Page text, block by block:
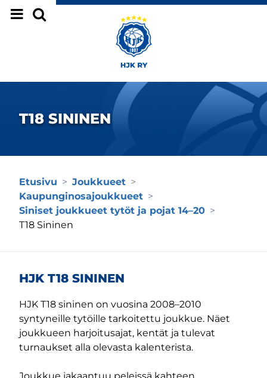
Siirry sivun sisältöön
T18 SININEN
Etusivu > Joukkueet >
Kaupunginosajoukkueet >
Siniset joukkueet tytöt ja pojat 14–20 >
T18 Sininen
HJK T18 SININEN
HJK T18 sininen on vuosina 2008–2010
syntyneille tytöille tarkoitettu joukkue. Näet
joukkueen harjoitusajat, kentät ja tulevat
turnaukset alla olevasta kalenterista.